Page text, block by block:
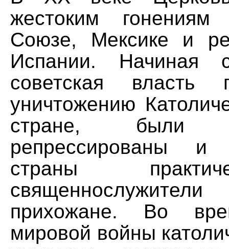
жестоким
Союзе, Мексике и
Испании. Начиная
советская власть
уничтожению
стране, были
репрессированы
страны
прихожане. Во
мировой войны